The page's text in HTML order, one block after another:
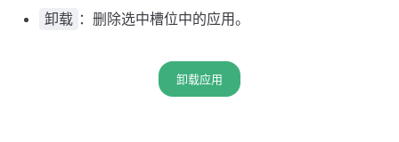
卸载 ：删除选中槽位中的应用。
卸载应用